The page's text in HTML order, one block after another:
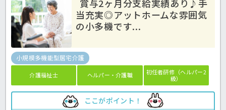
賞与2ヶ月分支給実績あり♪手
当充実◎アットホームな雰囲気
の小多機です...
小規模多機能型居宅介護
介護福祉士 ヘルパー・介護職
初任者研修（ヘルパー2
級）
ここがポイント！